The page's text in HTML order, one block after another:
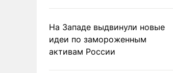
На Западе выдвинули новые
идеи по замороженным
активам России